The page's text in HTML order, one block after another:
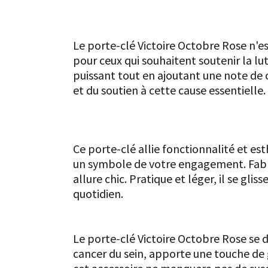
Le porte-clé Victoire Octobre Rose
pour ceux qui souhaitent soutenir la
puissant tout en ajoutant une note de
et du soutien à cette cause essentielle.
Ce porte-clé allie fonctionnalité et
un symbole de votre engagement.
allure chic. Pratique et léger, il se
quotidien.
Le porte-clé Victoire Octobre Rose
cancer du sein, apporte une touche